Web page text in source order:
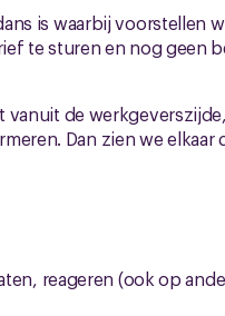
is waarbij voorstellen
te sturen en nog geen
de
Dan zien we elkaar
reageren (ook op